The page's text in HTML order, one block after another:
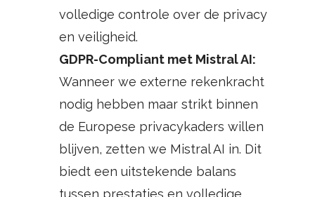
volledige controle over de privacy
en veiligheid.
GDPR-Compliant met Mistral AI:
Wanneer we externe rekenkracht
nodig hebben maar strikt binnen
de Europese privacykaders willen
blijven, zetten we Mistral AI in. Dit
biedt een uitstekende balans
tussen prestaties en volledige